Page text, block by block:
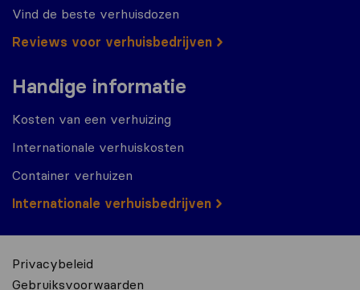
Vind de beste verhuisdozen
Reviews voor verhuisbedrijven
Handige informatie
Kosten van een verhuizing
Internationale verhuiskosten
Container verhuizen
Internationale verhuisbedrijven
Privacybeleid
Gebruiksvoorwaarden